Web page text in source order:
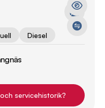
Diesel
servicehistorik?